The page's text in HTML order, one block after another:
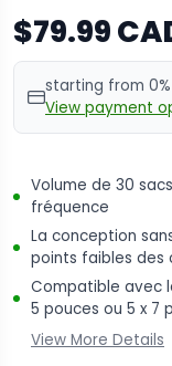
$79.99
starting from
View payment
Volume de 30
fréquence
La conception
points faibles des
Compatible avec
5 pouces ou 5 x 7
View More Details